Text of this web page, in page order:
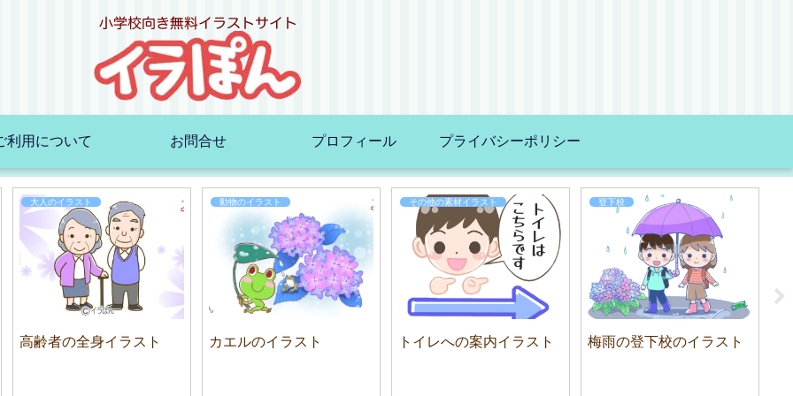
利用について お問合せ プロフィール プライバシーポリシー
大人のイラスト
高齢者の全身イラスト
動物のイラスト
カエルのイラスト
その他の素材イラスト
トイレへの案内イラスト
登下校
梅雨の登下校のイラスト